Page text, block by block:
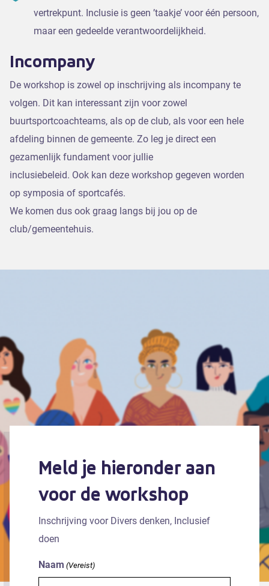
vertrekpunt. Inclusie is geen ’taakje’ voor één persoon,
maar een gedeelde verantwoordelijkheid.
Incompany
De workshop is zowel op inschrijving als incompany te
volgen. Dit kan interessant zijn voor zowel
buurtsportcoachteams, als op de club, als voor een hele
afdeling binnen de gemeente. Zo leg je direct een
gezamenlijk fundament voor jullie
inclusiebeleid. Ook kan deze workshop gegeven worden
op symposia of sportcafés.
We komen dus ook graag langs bij jou op de
club/gemeentehuis.
Meld je hieronder aan
voor de workshop
Inschrijving voor Divers denken, Inclusief
doen
Naam (Vereist)